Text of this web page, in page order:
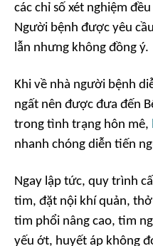
các chỉ số xét nghiệm
Người bệnh được yêu
lẫn nhưng không đồng ý.
Khi về nhà người bệnh
ngất nên được đưa đến
trong tình trạng hôn mê,
nhanh chóng diễn tiến
Ngay lập tức, quy trình
tim, đặt nội khí quản,
tim phổi nâng cao, tim
yếu ớt, huyết áp không